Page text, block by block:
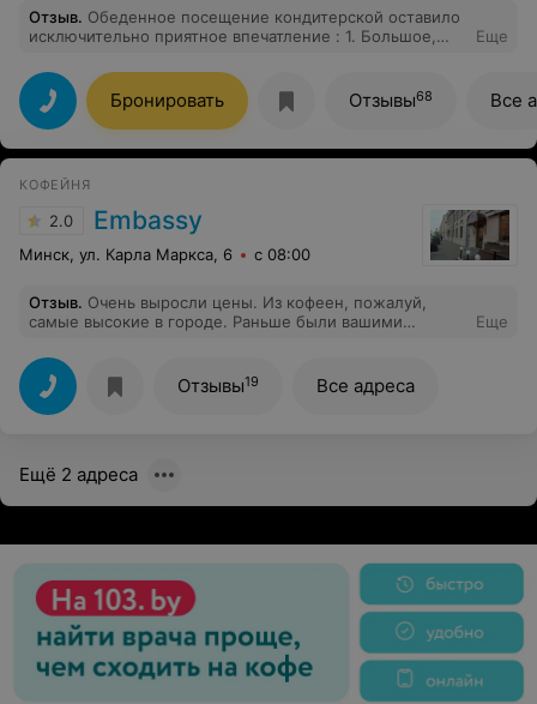
Отзыв. Обеденное посещение кондитерской оставило
исключительно приятное впечатление : 1. Большое,
одиночке, и компании 2. Вкусно. Меню пока
небольшое, но выбор достаточный, чтобы перекусить
и получить удовольствие. 3. Быстро. Несмотря на то,
что заказ вы делаете у кассы, приносят заказ за
занятый вами столик. Ничего не путают, не заставляют
именно такой, каким он должен быть: 1)правильный
капучино, когда сначала делается эспрессо, а потом
добавляется молочная пена
Еще
Бронировать Отзывы68 Все
КОФЕЙНЯ
2.0 Embassy
Минск, ул. Карла Маркса, 6 с 08:00
Отзыв. Очень выросли цены. Из кофеен, пожалуй,
самые высокие в городе. Раньше были вашими
стали ходить гораздо реже.
Еще
Отзывы19 Все адреса
Ещё 2 адреса